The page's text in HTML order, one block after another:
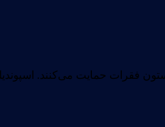
فقرات حمایت می‌کنند.